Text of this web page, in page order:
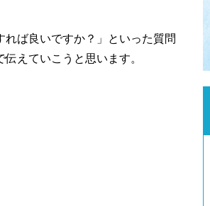
ば良いですか？」といった質問
えていこうと思います。